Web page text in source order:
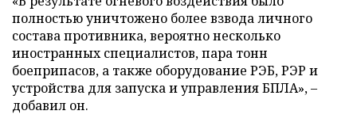
полностью уничтожено более взвода личного
состава противника, вероятно несколько
иностранных специалистов, пара тонн
боеприпасов, а также оборудование РЭБ, РЭР и
устройства для запуска и управления БПЛА», –
добавил он.